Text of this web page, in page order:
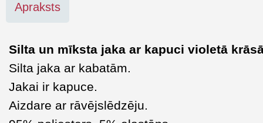
Apraksts
Silta un mīksta jaka ar kapuci violetā
Silta jaka ar kabatām.
Jakai ir kapuce.
Aizdare ar rāvējslēdzēju.